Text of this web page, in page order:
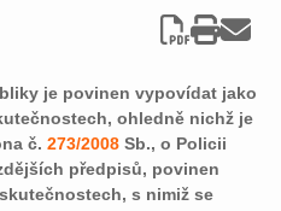
je povinen vypovídat jako
ohledně nichž je
č. 273/2008 Sb., o Policii
předpisů, povinen
s nimiž se